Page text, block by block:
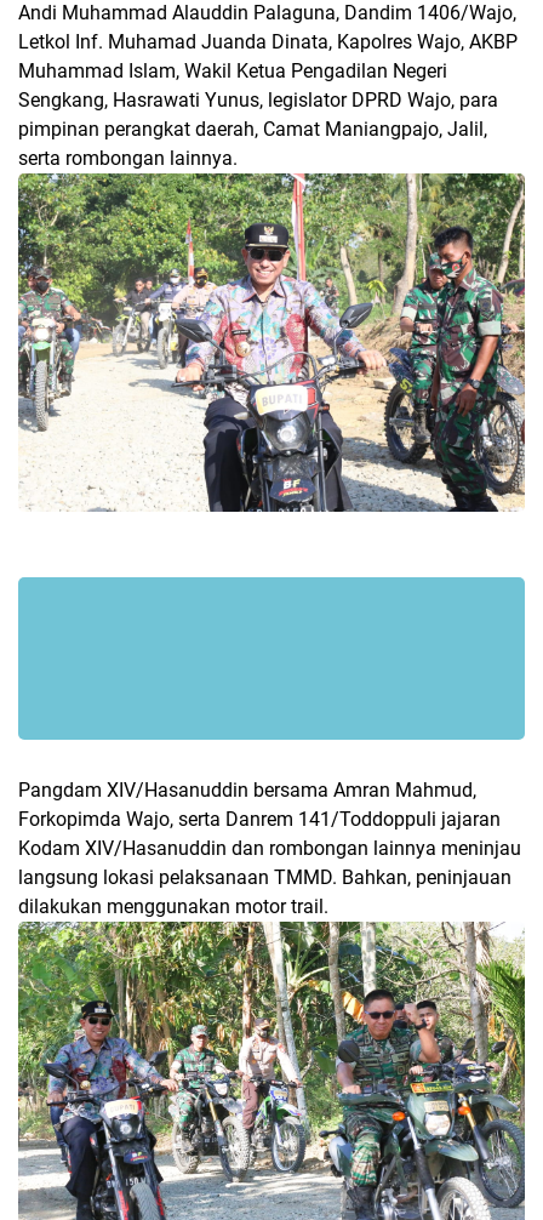
Andi Muhammad Alauddin Palaguna, Dandim 1406/Wajo,
Letkol Inf. Muhamad Juanda Dinata, Kapolres Wajo, AKBP
Muhammad Islam, Wakil Ketua Pengadilan Negeri
Sengkang, Hasrawati Yunus, legislator DPRD Wajo, para
pimpinan perangkat daerah, Camat Maniangpajo, Jalil,
serta rombongan lainnya.
Pangdam XIV/Hasanuddin bersama Amran Mahmud,
Forkopimda Wajo, serta Danrem 141/Toddoppuli jajaran
Kodam XIV/Hasanuddin dan rombongan lainnya meninjau
langsung lokasi pelaksanaan TMMD. Bahkan, peninjauan
dilakukan menggunakan motor trail.